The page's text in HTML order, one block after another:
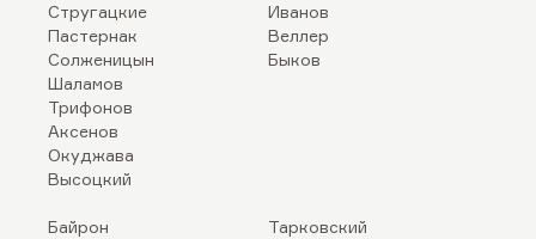
Стругацкие
Пастернак
Солженицын
Шаламов
Трифонов
Аксенов
Окуджава
Высоцкий
Иванов
Веллер
Быков
Байрон Тарковский